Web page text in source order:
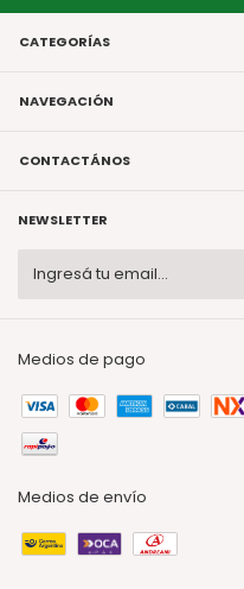
CATEGORÍAS
NAVEGACIÓN
CONTACTÁNOS
NEWSLETTER
Medios de pago
Medios de envío